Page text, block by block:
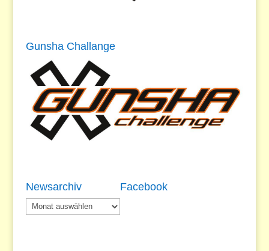
Gunsha Challange
Newsarchiv
Newsarchiv
Facebook